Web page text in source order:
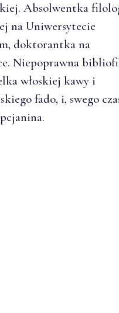
Absolwentka
na Uniwersytecie
doktorantka na
Niepoprawna
włoskiej kawy i
fado, i, swego